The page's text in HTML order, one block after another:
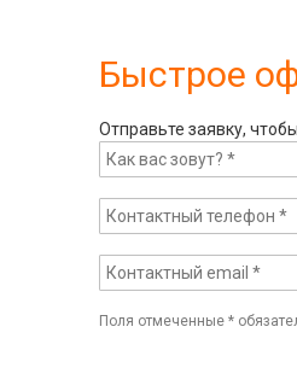
Быстрое
Отправьте заявку,
Поля отмеченные*